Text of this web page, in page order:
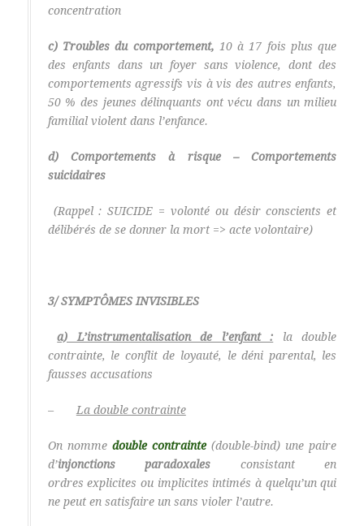
concentration
c) Troubles du comportement, 10 à 17 fois plus que
des enfants dans un foyer sans violence, dont des
comportements agressifs vis à vis des autres enfants,
50 % des jeunes délinquants ont vécu dans un milieu
familial violent dans l’enfance.
d) Comportements à risque – Comportements
suicidaires
(Rappel : SUICIDE = volonté ou désir conscients et
délibérés de se donner la mort => acte volontaire)
3/ SYMPTÔMES INVISIBLES
a) L’instrumentalisation de l’enfant : la double
contrainte, le conflit de loyauté, le déni parental, les
fausses accusations
– La double contrainte
On nomme double contrainte (double-bind) une paire
d’injonctions paradoxales consistant en
ordres explicites ou implicites intimés à quelqu’un qui
ne peut en satisfaire un sans violer l’autre.